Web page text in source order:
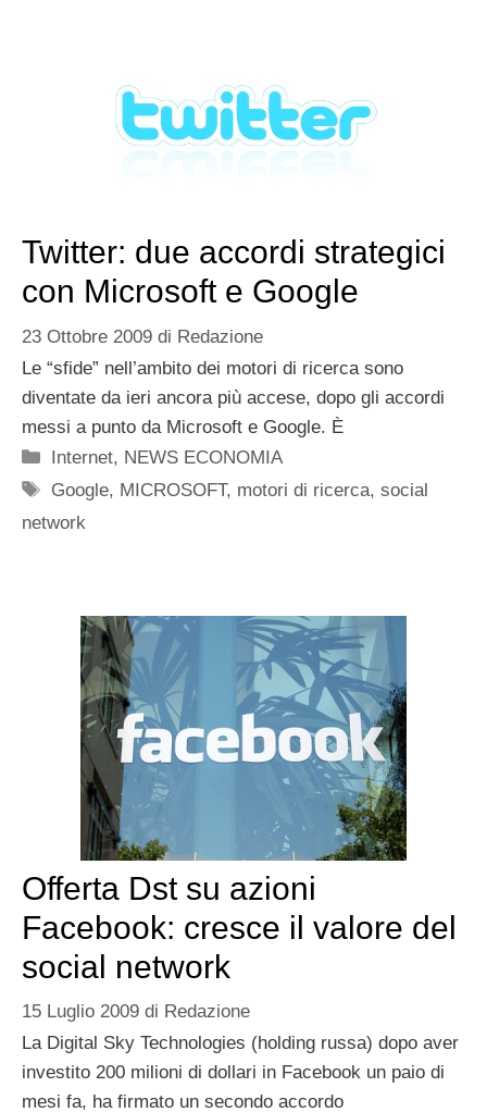
Twitter: due accordi strategici
con Microsoft e Google
23 Ottobre 2009 di Redazione
Le “sfide” nell’ambito dei motori di ricerca sono
diventate da ieri ancora più accese, dopo gli accordi
messi a punto da Microsoft e Google. È
Categorie
Internet, NEWS ECONOMIA
Tag
Google, MICROSOFT, motori di ricerca,social
network
Offerta Dst su azioni
Facebook: cresce il valore del
social network
15 Luglio 2009 di Redazione
La Digital Sky Technologies (holding russa) dopo aver
investito 200 milioni di dollari in Facebook un paio di
mesi fa, ha firmato un secondo accordo